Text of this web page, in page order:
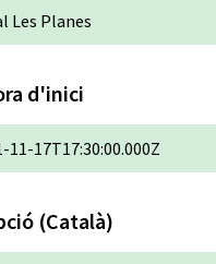
Les Planes
d'inici
11-17T17:30:00.000Z
(Català)